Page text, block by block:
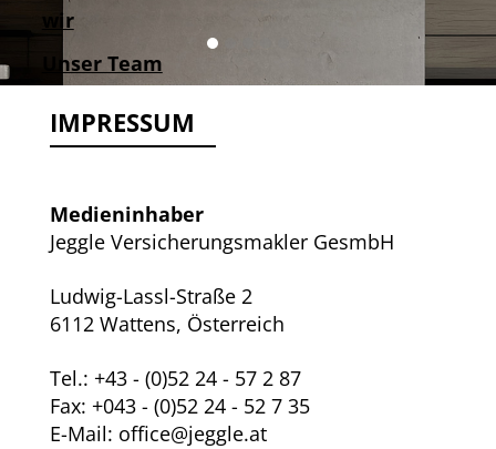
Md SliderLuxus2
Md SliderUhr
Md SLiderRestaurant1
Md SliderLuxus1
Md SliderKunstwerk1
wir
Unser Team
IMPRESSUM
Medieninhaber
Jeggle Versicherungsmakler GesmbH
Ludwig-Lassl-Straße 2
6112 Wattens, Österreich
Tel.: +43 - (0)52 24 - 57 2 87
Fax: +043 - (0)52 24 - 52 7 35
E-Mail: office@jeggle.at